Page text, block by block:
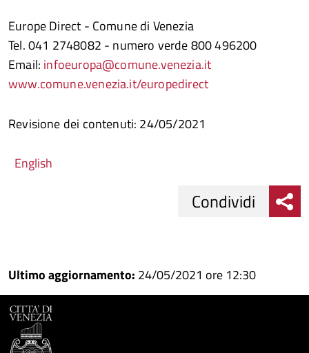
Europe Direct - Comune di Venezia
Tel. 041 2748082 - numero verde 800 496200
Email: infoeuropa@comune.venezia.it
www.comune.venezia.it/europedirect
Revisione dei contenuti: 24/05/2021
English
su
Facebook
Condividi
su
Condividi
Condividi
Ultimo aggiornamento: 24/05/2021 ore 12:30